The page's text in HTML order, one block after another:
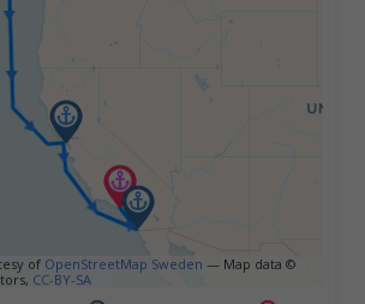
Σαν Φραντσίσκο (Καλιφόρνια),
07:00
of OpenStreetMap Sweden — Map data ©
CC-BY-SA